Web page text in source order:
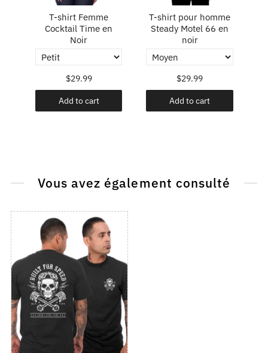
T-shirt Femme
Cocktail Time en
Noir
$29.99
Add to cart
T-shirt pour homme
Steady Motel 66 en
noir
$29.99
Add to cart
Vous avez également consulté